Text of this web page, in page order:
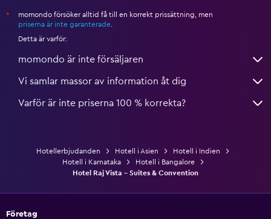
*
momondo försöker alltid få till en korrekt prissättning, men
priserna är inte garanterade
Detta är varför:
momondo är inte försäljaren
Vi samlar massor av information åt dig
Varför är inte priserna 100 % korrekta?
Hotellerbjudanden Hotell i Asien
Hotell i Indien
Hotell i Karnataka
Hotell i Bangalore
Hotel Raj Vista - Suites & Convention
Företag